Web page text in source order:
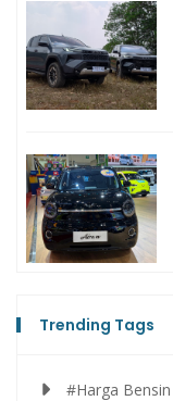
Trending Tags
#Harga Bensin